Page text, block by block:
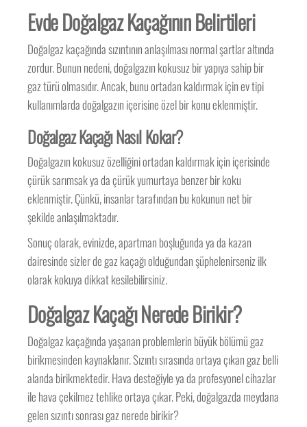
Evde Doğalgaz Kaçağının Belirtileri
Doğalgaz kaçağında sızıntının anlaşılması normal şartlar altında
zordur. Bunun nedeni, doğalgazın kokusuz bir yapıya sahip bir
gaz türü olmasıdır. Ancak, bunu ortadan kaldırmak için ev tipi
kullanımlarda doğalgazın içerisine özel bir konu eklenmiştir.
Doğalgaz Kaçağı Nasıl Kokar?
Doğalgazın kokusuz özelliğini ortadan kaldırmak için içerisinde
çürük sarımsak ya da çürük yumurtaya benzer bir koku
eklenmiştir. Çünkü, insanlar tarafından bu kokunun net bir
şekilde anlaşılmaktadır.
Sonuç olarak, evinizde, apartman boşluğunda ya da kazan
dairesinde sizler de gaz kaçağı olduğundan şüphelenirseniz ilk
olarak kokuya dikkat kesilebilirsiniz.
Doğalgaz Kaçağı Nerede Birikir?
Doğalgaz kaçağında yaşanan problemlerin büyük bölümü gaz
birikmesinden kaynaklanır. Sızıntı sırasında ortaya çıkan gaz belli
alanda birikmektedir. Hava desteğiyle ya da profesyonel cihazlar
ile hava çekilmez tehlike ortaya çıkar. Peki, doğalgazda meydana
gelen sızıntı sonrası gaz nerede birikir?